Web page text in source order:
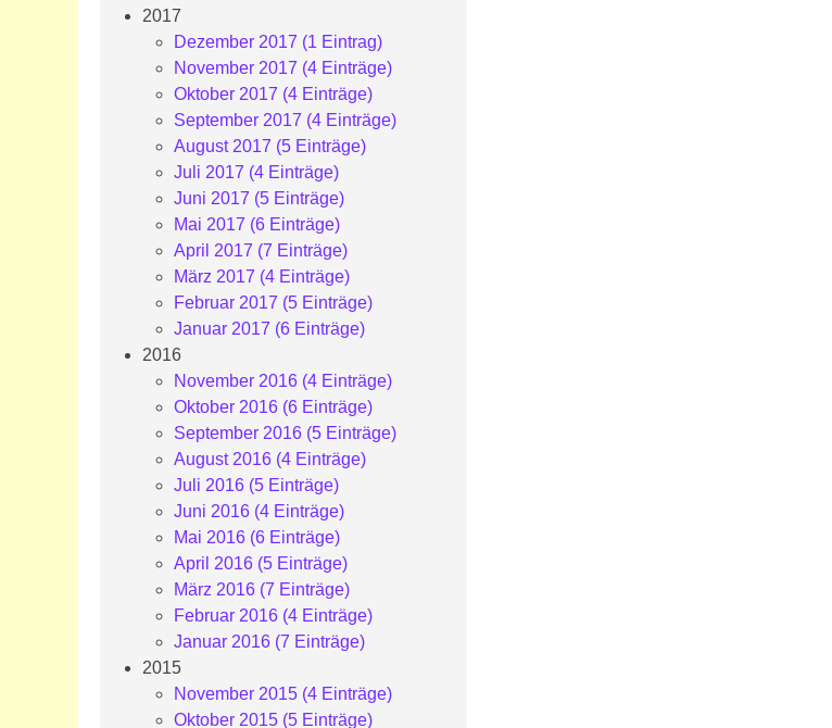
2017
Dezember 2017 (1 Eintrag)
November 2017 (4 Einträge)
Oktober 2017 (4 Einträge)
September 2017 (4 Einträge)
August 2017 (5 Einträge)
Juli 2017 (4 Einträge)
Juni 2017 (5 Einträge)
Mai 2017 (6 Einträge)
April 2017 (7 Einträge)
März 2017 (4 Einträge)
Februar 2017 (5 Einträge)
Januar 2017 (6 Einträge)
2016
November 2016 (4 Einträge)
Oktober 2016 (6 Einträge)
September 2016 (5 Einträge)
August 2016 (4 Einträge)
Juli 2016 (5 Einträge)
Juni 2016 (4 Einträge)
Mai 2016 (6 Einträge)
April 2016 (5 Einträge)
März 2016 (7 Einträge)
Februar 2016 (4 Einträge)
Januar 2016 (7 Einträge)
2015
November 2015 (4 Einträge)
Oktober 2015 (5 Einträge)